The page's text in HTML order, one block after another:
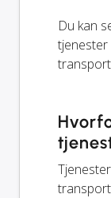
Du kan
tjenester